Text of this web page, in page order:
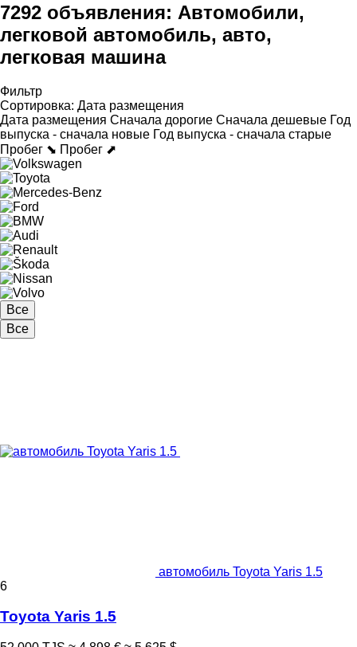
7292 объявления: Автомобили,
легковой автомобиль, авто,
легковая машина
Фильтр
Сортировка: Дата размещения
Дата размещения Сначала дорогие Сначала дешевые Год
выпуска - сначала новые Год выпуска - сначала старые
Пробег ⬊ Пробег ⬈
Все
Все
автомобиль Toyota Yaris 1.5
6
Toyota Yaris 1.5